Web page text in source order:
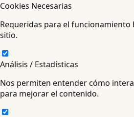
Cookies Necesarias
Requeridas para el funcionamiento
sitio.
Análisis / Estadísticas
Nos permiten entender cómo
para mejorar el contenido.